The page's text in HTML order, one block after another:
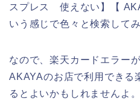
スプレス 使えない】【
いう感じで色々と検索して
なので、楽天カードエラー
AKAYAのお店で利用できる
るとよいかもしれませんよ。